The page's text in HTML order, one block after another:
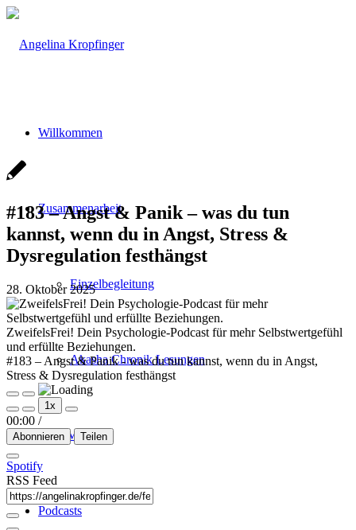
Willkommen
Zusammenarbeit
Einzelbegleitung
Akasha Chronik Lesungen
Über Mich
Podcasts
#183 – Angst & Panik – was du tun
kannst, wenn du in Angst, Stress &
Dysregulation festhängst
28. Oktober 2025
ZweifelsFrei! Dein Psychologie-Podcast für mehr Selbstwertgefühl
und erfüllte Beziehungen.
#183 – Angst & Panik - was du tun kannst, wenn du in Angst,
Stress & Dysregulation festhängst
Play
Episode
Pause
Episode
1x
00:00 /
Abonnieren Teilen
Spotify
RSS Feed